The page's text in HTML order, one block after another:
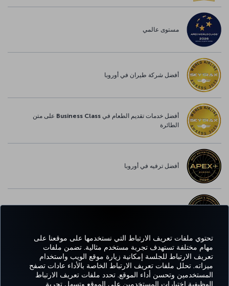
تحتوي ملفات تعريف الارتباط التي نستخدمها على موقعنا على
مهام مختلفة تستهدف تجربة مستخدم مثالية. تضمن ملفات
تعريف الارتباط للجلسة إمكانية زيارة موقع الويب واستخدام
ميزاته. تحلل ملفات تعريف الارتباط الخاصة بالأداء عادات تصفح
المستخدمين وتحسن أداء الموقع. تحدد ملفات تعريف الارتباط
الوظيفية اختيارات المستخدمين على الموقع وتسهل تجربة
مستوى عالمي
أفضل شركة طيران في أوروبا
أفضل خدمات تقديم الطعام في Business Class على متن
الطائرة
أفضل ترفيه في أوروبا
Facebook
Twitter
Instagram
YouTube
LinkedIn
تيك توك
Blog
Pinterest